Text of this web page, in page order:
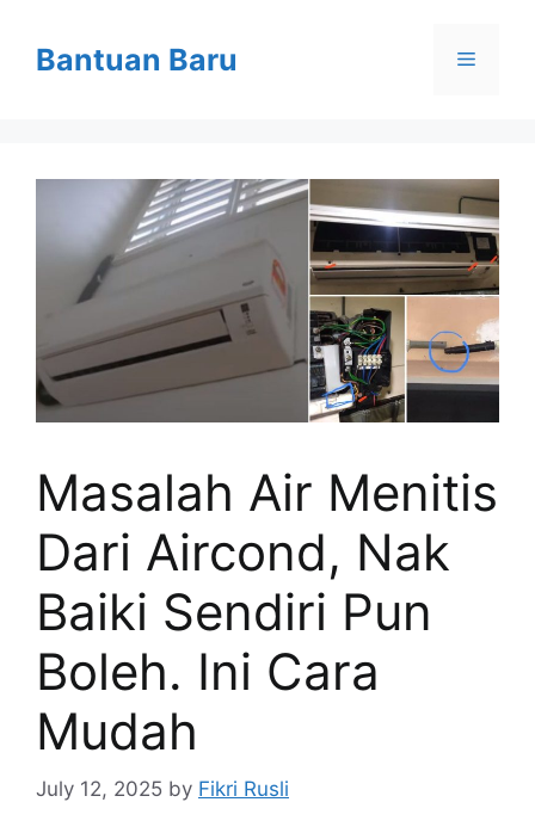
contentBantuan Baru Menu
Masalah Air Menitis
Dari Aircond, Nak
Baiki Sendiri Pun
Boleh. Ini Cara
Mudah
July 12, 2025 by Fikri Rusli